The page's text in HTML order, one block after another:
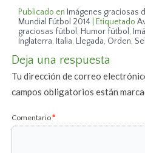
Publicado en Imágenes graciosas
Mundial Fútbol 2014
Etiquetado
graciosas fútbol, Humor fútbol,
Inglaterra, Italia, Llegada, Orden,
Deja una respuesta
Tu dirección de correo
campos obligatorios están
Comentario*